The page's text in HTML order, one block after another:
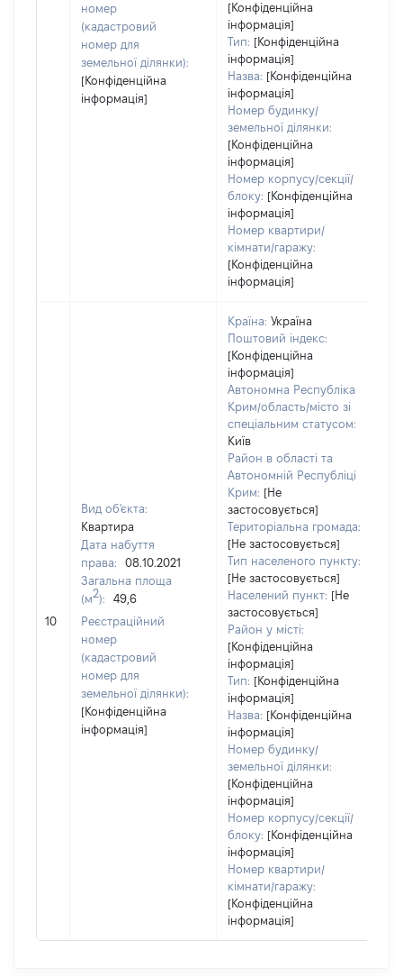
номер
(кадастровий
номер для
земельної ділянки):
[Конфіденційна
інформація]
[Конфіденційна
інформація]
Тип: [Конфіденційна
інформація]
Назва: [Конфіденційна
інформація]
Номер будинку/
земельної ділянки:
[Конфіденційна
інформація]
Номер корпусу/секції/
блоку: [Конфіденційна
інформація]
Номер квартири/
кімнати/гаражу:
[Конфіденційна
інформація]
10
Вид об'єкта:
Квартира
Дата набуття
права:
08.10.2021
Загальна площа
(м2):
49,6
Реєстраційний
номер
(кадастровий
номер для
земельної ділянки):
[Конфіденційна
інформація]
Країна: Україна
Поштовий індекс:
[Конфіденційна
інформація]
Автономна Республіка
Крим/область/місто зі
спеціальним статусом:
Київ
Район в області та
Автономній Республіці
Крим: [Не
застосовується]
Територіальна громада:
[Не застосовується]
Тип населеного пункту:
[Не застосовується]
Населений пункт: [Не
застосовується]
Район у місті:
[Конфіденційна
інформація]
Тип: [Конфіденційна
інформація]
Назва: [Конфіденційна
інформація]
Номер будинку/
земельної ділянки:
[Конфіденційна
інформація]
Номер корпусу/секції/
блоку: [Конфіденційна
інформація]
Номер квартири/
кімнати/гаражу:
[Конфіденційна
інформація]